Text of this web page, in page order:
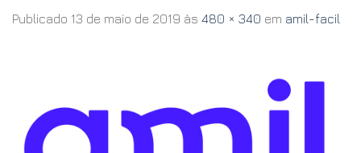
Publicado 13 de maio de 2019 às 480 × 340 em amil-facil